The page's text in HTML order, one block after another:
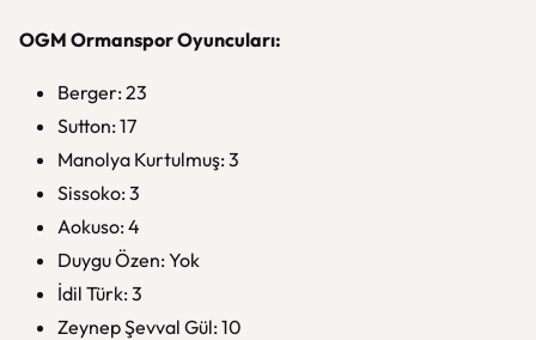
OGM Ormanspor Oyuncuları:
Berger: 23
Sutton: 17
Manolya Kurtulmuş: 3
Sissoko: 3
Aokuso: 4
Duygu Özen: Yok
İdil Türk: 3
Zeynep Şevval Gül: 10